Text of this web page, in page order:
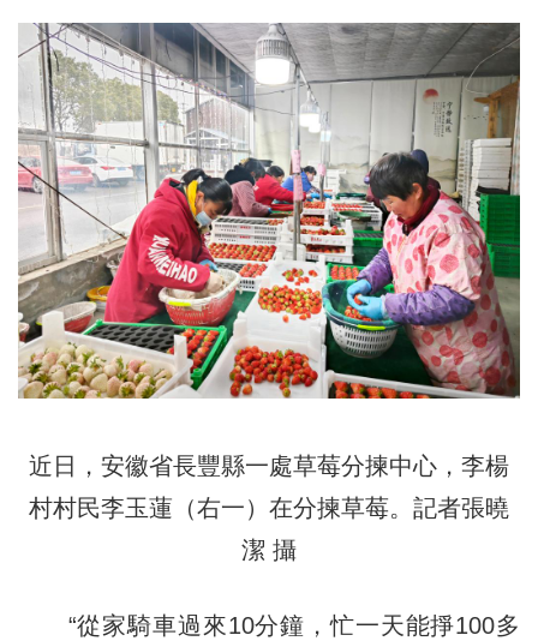
近日，安徽省長豐縣一處草莓分揀中心，李楊
村村民李玉蓮（右一）在分揀草莓。記者張曉
潔 攝
“從家騎車過來10分鐘，忙一天能掙100多